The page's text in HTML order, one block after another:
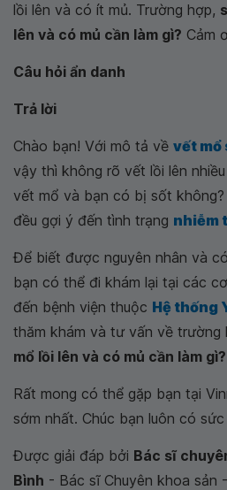
lồi lên và có ít mủ. Trường hợp,
lên và có mủ cần làm gì? Cảm
Câu hỏi ẩn danh
Trả lời
Chào bạn! Với mô tả về vết mổ
vậy thì không rõ vết lồi lên
vết mổ và bạn có bị sốt
đều gợi ý đến tình trạng nhiễm
Để biết được nguyên nhân và
bạn có thể đi khám lại tại các
đến bệnh viện thuộc Hệ thống
thăm khám và tư vấn về trường
mổ lồi lên và có mủ cần làm gì?
Rất mong có thể gặp bạn tại
sớm nhất. Chúc bạn luôn có
Được giải đáp bởi Bác sĩ
Bình - Bác sĩ Chuyên khoa sản